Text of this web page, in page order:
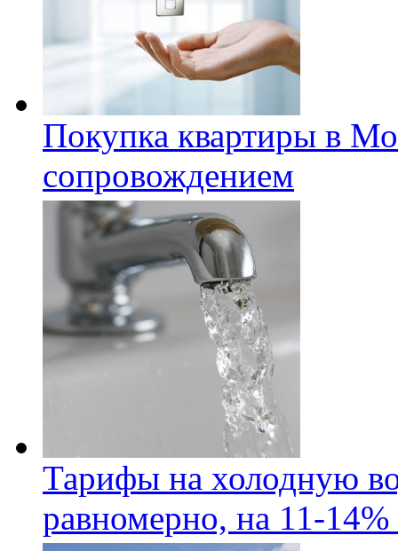
Покупка квартиры в
сопровождением
Тарифы на холодную
равномерно, на 11-14%